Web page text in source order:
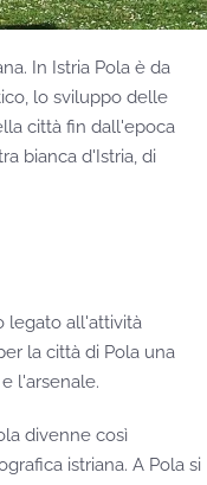
In Istria Pola è da
lo sviluppo delle
città fin dall'epoca
bianca d'Istria, di
legato all'attività
la città di Pola una
e l'arsenale.
divenne così
istriana. A Pola si